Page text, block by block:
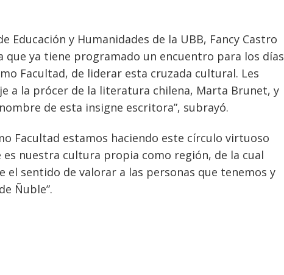
Educación y Humanidades de la UBB, Fancy Castro
que ya tiene programado un encuentro para los días
Facultad, de liderar esta cruzada cultural. Les
a la prócer de la literatura chilena, Marta Brunet, y
de esta insigne escritora”, subrayó.
Facultad estamos haciendo este círculo virtuoso
nuestra cultura propia como región, de la cual
sentido de valorar a las personas que tenemos y
Ñuble”.